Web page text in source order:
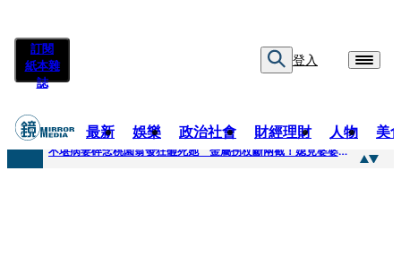
訂閱
紙本雜
誌
登入
最新 娛樂 政治社會 財經理財 人物 美
快訊
不堪病妻碎念桃園翁發狂砸死她 金屬拐杖斷兩截！媳見婆婆屍右臉全爛